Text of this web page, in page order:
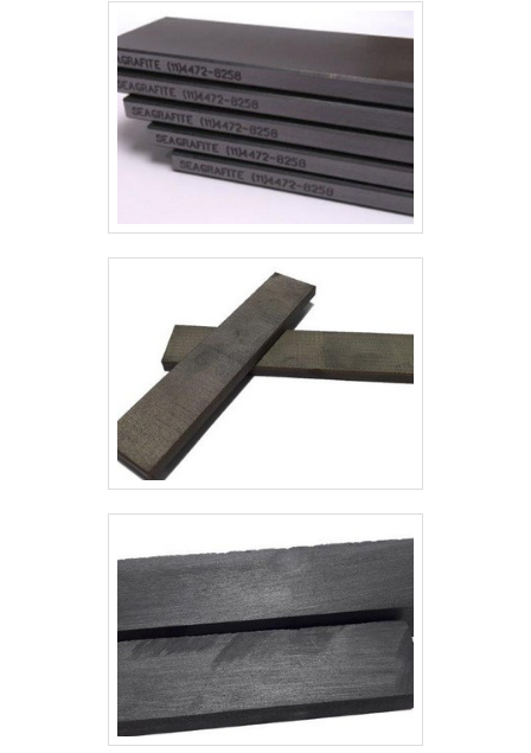
multidisciplinar de consultores
associados e equipe de alta
qualidade, garantem a melhor
experiência para os clientes com
qualidade.